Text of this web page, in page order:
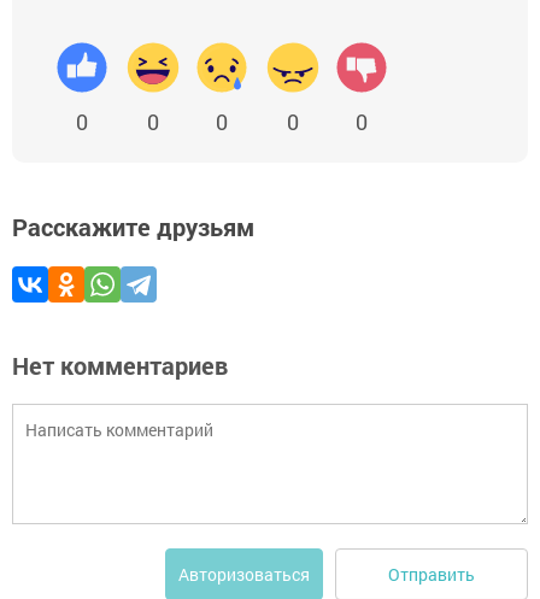
0 0 0 0 0
Расскажите друзьям
Нет комментариев
Авторизоваться Отправить